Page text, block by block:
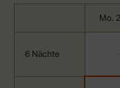
Mo.
6 Nächte